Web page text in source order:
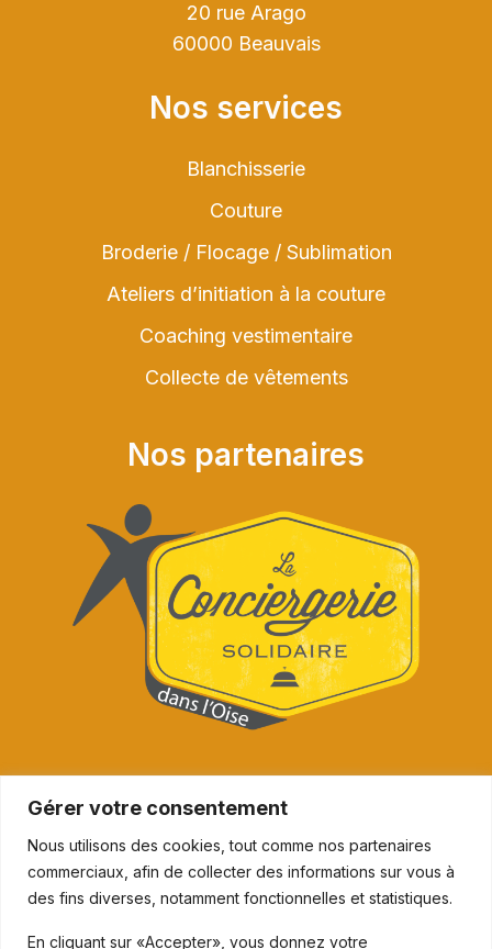
Gérer votre consentement
Nous utilisons des cookies, tout comme nos partenaires
commerciaux, afin de collecter des informations sur vous à
des fins diverses, notamment fonctionnelles et statistiques.
En cliquant sur «Accepter», vous donnez votre
20 rue Arago
60000 Beauvais
Nos services
Blanchisserie
Couture
Broderie / Flocage / Sublimation
Ateliers d’initiation à la couture
Coaching vestimentaire
Collecte de vêtements
Nos partenaires